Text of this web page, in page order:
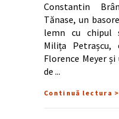
Constantin
Tănase, un
lemn cu chipul
Milița
Florence Meyer
de
Continuă lectura >